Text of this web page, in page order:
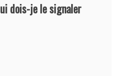
dois-je le signaler